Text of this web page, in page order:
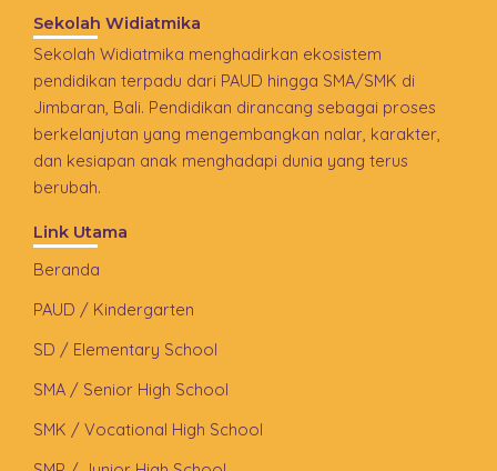
Sekolah Widiatmika
Sekolah Widiatmika menghadirkan ekosistem
pendidikan terpadu dari PAUD hingga SMA/SMK di
Jimbaran, Bali. Pendidikan dirancang sebagai proses
berkelanjutan yang mengembangkan nalar, karakter,
dan kesiapan anak menghadapi dunia yang terus
berubah.
Link Utama
Beranda
PAUD / Kindergarten
SD / Elementary School
SMA / Senior High School
SMK / Vocational High School